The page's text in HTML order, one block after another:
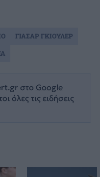
στο Google
όλες τις ειδήσεις
ΓΙΑΣΑΡ ΓΚΙΟΥΛΕΡ